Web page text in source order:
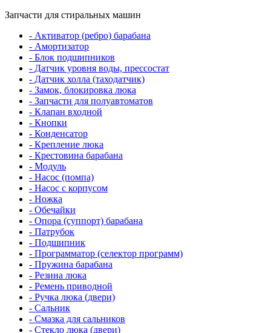
Запчасти для стиральных машин
- Активатор (ребро) барабана
- Амортизатор
- Блок подшипников
- Датчик уровня воды, прессостат
- Датчик холла (таходатчик)
- Замок, блокировка люка
- Запчасти для полуавтоматов
- Клапан входной
- Кнопки
- Конденсатор
- Крепление люка
- Крестовина барабана
- Модуль
- Насос (помпа)
- Насос c корпусом
- Ножка
- Обечайки
- Опора (суппорт) барабана
- Патрубок
- Подшипник
- Программатор (селектор программ)
- Пружина барабана
- Резина люка
- Ремень приводной
- Ручка люка (двери)
- Сальник
- Смазка для сальников
- Стекло люка (двери)